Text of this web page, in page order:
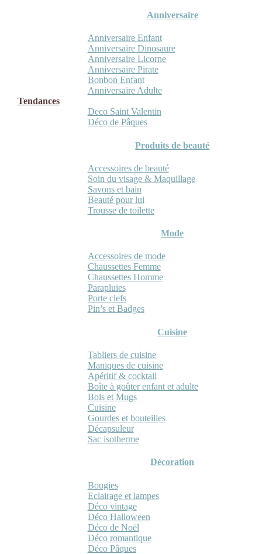
Anniversaire
Anniversaire Enfant
Anniversaire Dinosaure
Anniversaire Licorne
Anniversaire Pirate
Bonbon Enfant
Anniversaire Adulte
Tendances
Deco Saint Valentin
Déco de Pâques
Produits de beauté
Accessoires de beauté
Soin du visage & Maquillage
Savons et bain
Beauté pour lui
Trousse de toilette
Mode
Accessoires de mode
Chaussettes Femme
Chaussettes Homme
Parapluies
Porte clefs
Pin’s et Badges
Cuisine
Tabliers de cuisine
Maniques de cuisine
Apéritif & cocktail
Boîte à goûter enfant et adulte
Bols et Mugs
Cuisine
Gourdes et bouteilles
Décapsuleur
Sac isotherme
Décoration
Bougies
Eclairage et lampes
Déco vintage
Déco Halloween
Déco de Noël
Déco romantique
Déco Pâques